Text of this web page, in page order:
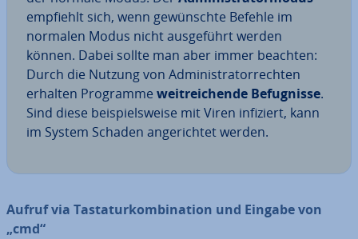
empfiehlt sich, wenn ge­wünsch­te Befehle im
normalen Modus nicht aus­ge­führt werden
können. Dabei sollte man aber immer beachten:
Durch die Nutzung von Ad­mi­nis­tra­tor­rech­ten
erhalten Programme weit­rei­chen­de Be­fug­nis­se.
Sind diese bei­spiels­wei­se mit Viren infiziert, kann
im System Schaden an­ge­rich­tet werden.
Aufruf via Tas­ta­tur­kom­bi­na­ti­on und Eingabe von
„cmd“